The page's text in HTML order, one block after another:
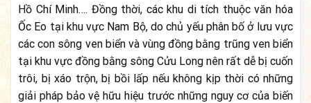
Hồ Chí Minh…. Đồng thời, các khu di tích thuộc văn hóa
Ốc Eo tại khu vực Nam Bộ, do chủ yếu phân bố ở lưu vực
các con sông ven biển và vùng đồng bằng trũng ven biển
tại khu vực đồng bằng sông Cửu Long nên rất dễ bị cuốn
trôi, bị xáo trộn, bị bồi lấp nếu không kịp thời có những
giải pháp bảo vệ hữu hiệu trước những nguy cơ của biến